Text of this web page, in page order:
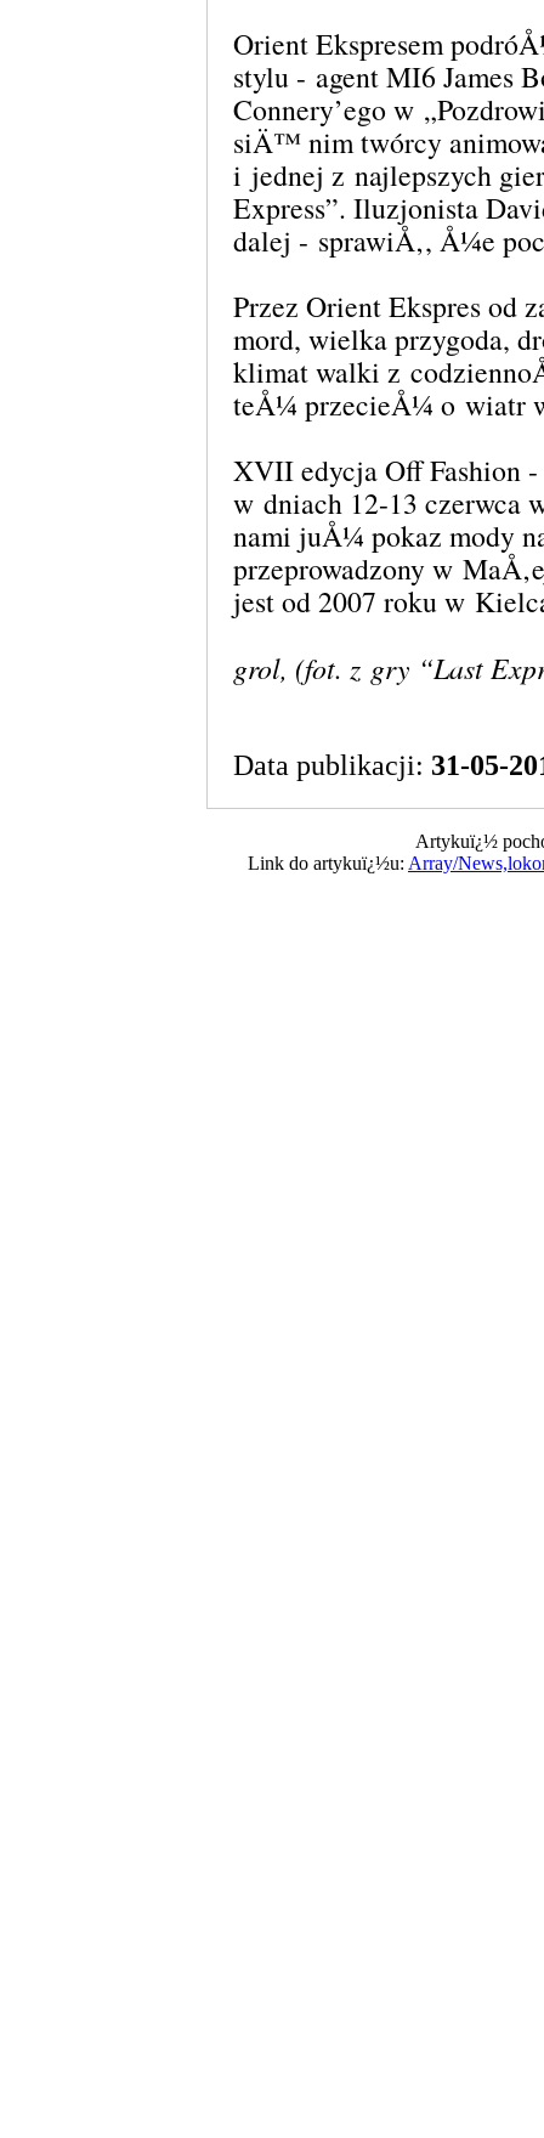
Orient Ekspresem
stylu - agent MI6 James
Connery’ego w
siÄ™ nim twórcy
i jednej z najlepszych
Express”. Iluzjonista
dalej - sprawiÅ‚, Å¼e
Przez Orient Ekspres od
mord, wielka przygoda,
klimat walki z
teÅ¼ przecieÅ¼ o wiatr
XVII edycja Off
w dniach 12-13 czerwca
nami juÅ¼ pokaz mody
przeprowadzony w
jest od 2007 roku w
grol, (fot. z gry “Last
Data publikacji: 31-05-
Artykuï¿½
Link do artykuï¿½u: Array/